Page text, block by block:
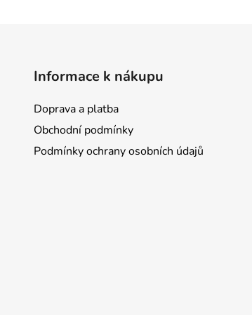
Informace k nákupu
Doprava a platba
Obchodní podmínky
Podmínky ochrany osobních údajů